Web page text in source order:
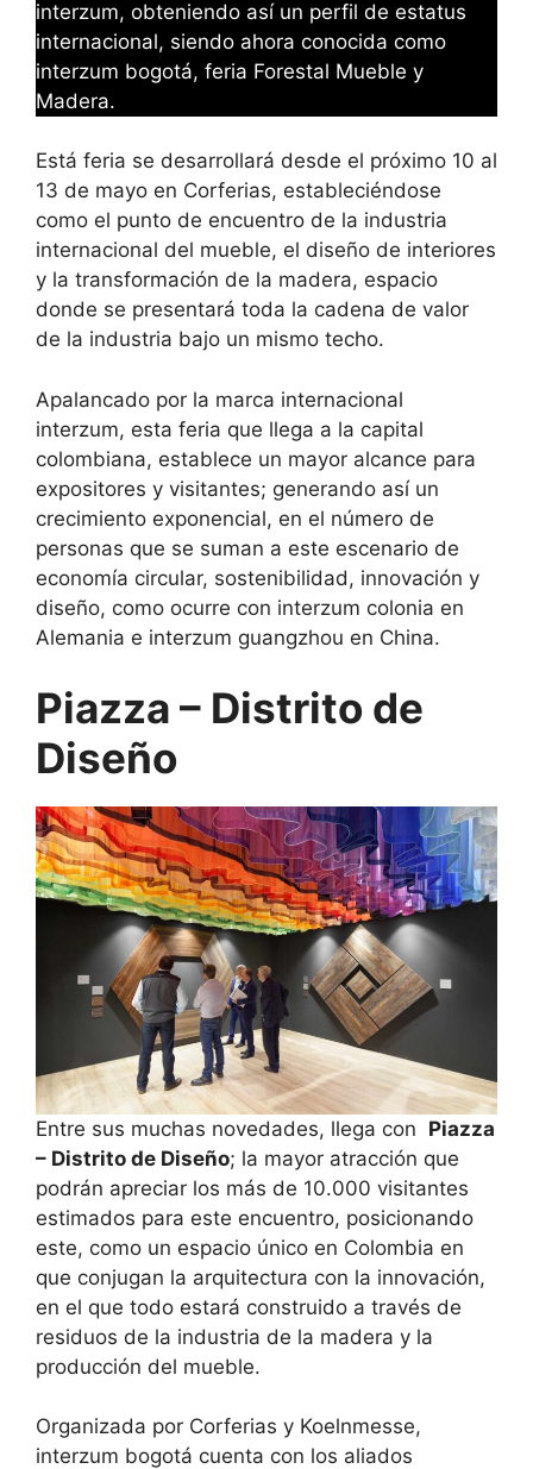
interzum, obteniendo así un perfil de estatus
internacional, siendo ahora conocida como
interzum bogotá, feria Forestal Mueble y
Madera.
Está feria se desarrollará desde el próximo 10 al
13 de mayo en Corferias, estableciéndose
como el punto de encuentro de la industria
internacional del mueble, el diseño de interiores
y la transformación de la madera, espacio
donde se presentará toda la cadena de valor
de la industria bajo un mismo techo.
Apalancado por la marca internacional
interzum, esta feria que llega a la capital
colombiana, establece un mayor alcance para
expositores y visitantes; generando así un
crecimiento exponencial, en el número de
personas que se suman a este escenario de
economía circular, sostenibilidad, innovación y
diseño, como ocurre con interzum colonia en
Alemania e interzum guangzhou en China.
Piazza – Distrito de
Diseño
Entre sus muchas novedades, llega con Piazza
– Distrito de Diseño; la mayor atracción que
podrán apreciar los más de 10.000 visitantes
estimados para este encuentro, posicionando
este, como un espacio único en Colombia en
que conjugan la arquitectura con la innovación,
en el que todo estará construido a través de
residuos de la industria de la madera y la
producción del mueble.
Organizada por Corferias y Koelnmesse,
interzum bogotá cuenta con los aliados